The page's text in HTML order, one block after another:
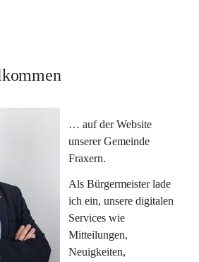
… auf der Website
unserer Gemeinde
Fraxern.
Als Bürgermeister lade
ich ein, unsere digitalen
Services wie
Mitteilungen,
Neuigkeiten,